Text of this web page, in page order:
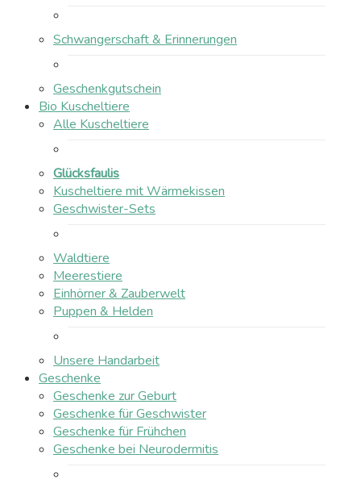
Schwangerschaft & Erinnerungen
Geschenkgutschein
Bio Kuscheltiere
Alle Kuscheltiere
Glücksfaulis
Kuscheltiere mit Wärmekissen
Geschwister-Sets
Waldtiere
Meerestiere
Einhörner & Zauberwelt
Puppen & Helden
Unsere Handarbeit
Geschenke
Geschenke zur Geburt
Geschenke für Geschwister
Geschenke für Frühchen
Geschenke bei Neurodermitis